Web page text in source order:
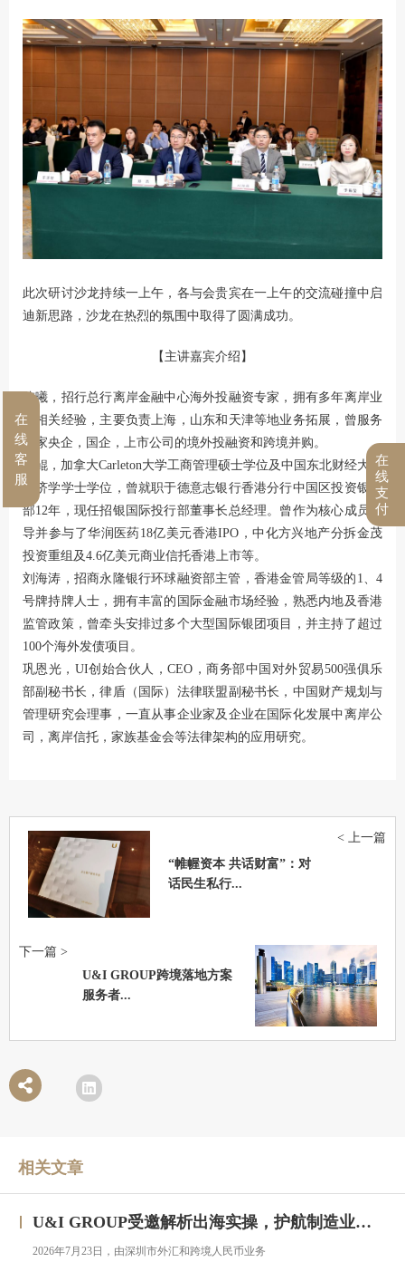
此次研讨沙龙持续一上午，各与会贵宾在一上午的交流碰撞中启
迪新思路，沙龙在热烈的氛围中取得了圆满成功。
【主讲嘉宾介绍】
陈曦，招行总行离岸金融中心海外投融资专家，拥有多年离岸业
务相关经验，主要负责上海，山东和天津等地业务拓展，曾服务
多家央企，国企，上市公司的境外投融资和跨境并购。
张鲲，加拿大Carleton大学工商管理硕士学位及中国东北财经大学
经济学学士学位，曾就职于德意志银行香港分行中国区投资银行
部12年，现任招银国际投行部董事长总经理。曾作为核心成员领
导并参与了华润医药18亿美元香港IPO，中化方兴地产分拆金茂
投资重组及4.6亿美元商业信托香港上市等。
刘海涛，招商永隆银行环球融资部主管，香港金管局等级的1、4
号牌持牌人士，拥有丰富的国际金融市场经验，熟悉内地及香港
监管政策，曾牵头安排过多个大型国际银团项目，并主持了超过
100个海外发债项目。
巩恩光，UI创始合伙人，CEO，商务部中国对外贸易500强俱乐
部副秘书长，律盾（国际）法律联盟副秘书长，中国财产规划与
管理研究会理事，一直从事企业家及企业在国际化发展中离岸公
司，离岸信托，家族基金会等法律架构的应用研究。
“帷幄资本 共话财富”：对
话民生私行...
< 上一篇
U&I GROUP跨境落地方案
服务者...
下一篇 >
相关文章
U&I GROUP受邀解析出海实操，护航制造业企业汇率风险管理
2026年7月23日，由深圳市外汇和跨境人民币业务
在
线
客
服
在
线
支
付